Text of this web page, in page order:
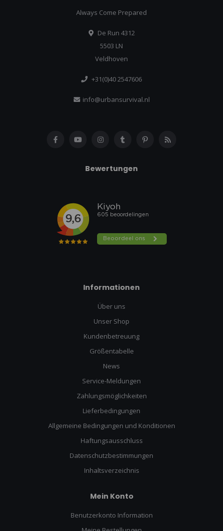
Always Come Prepared
De Run 4312
5503 LN
Veldhoven
+31(0)40 2547606
info@urbansurvival.nl
Bewertungen
Informationen
Über uns
Unser Shop
Kundenbetreuung
Größentabelle
News
Service-Meldungen
Zahlungsmöglichkeiten
Lieferbedingungen
Allgemeine Bedingungen und Konditionen
Haftungsausschluss
Datenschutzbestimmungen
Inhaltsverzeichnis
Mein Konto
Benutzerkonto Information